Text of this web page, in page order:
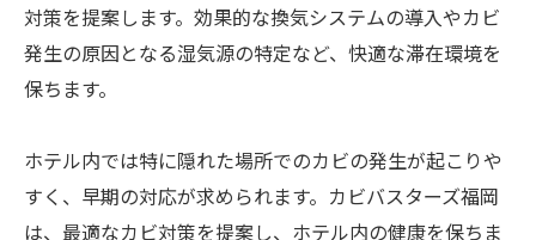
対策を提案します。効果的な換気システムの導入やカビ
発生の原因となる湿気源の特定など、快適な滞在環境を
保ちます。
ホテル内では特に隠れた場所でのカビの発生が起こりや
すく、早期の対応が求められます。カビバスターズ福岡
は、最適なカビ対策を提案し、ホテル内の健康を保ちま